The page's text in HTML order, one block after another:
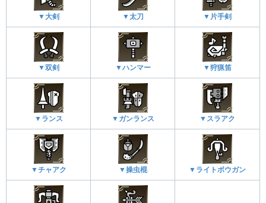
▼大剣 ▼太刀 ▼片手剣
▼双剣 ▼ハンマー ▼狩猟笛
▼ランス ▼ガンランス ▼スラアク
▼チャアク ▼操虫棍 ▼ライトボウガン